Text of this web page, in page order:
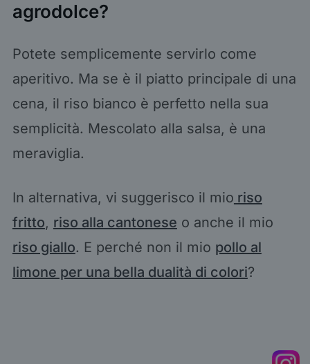
agrodolce?
Potete semplicemente servirlo come
aperitivo. Ma se è il piatto principale di una
cena, il riso bianco è perfetto nella sua
semplicità. Mescolato alla salsa, è una
meraviglia.
In alternativa, vi suggerisco il mio riso
fritto, riso alla cantonese o anche il mio
riso giallo. E perché non il mio pollo al
limone per una bella dualità di colori?